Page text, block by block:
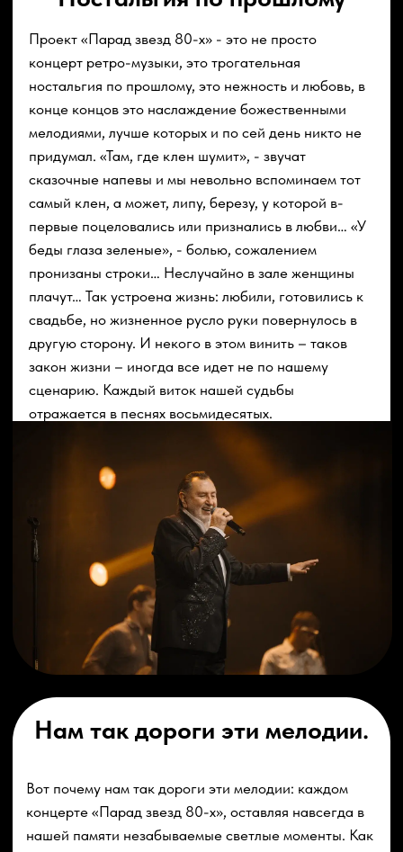
Нам так дороги эти мелодии.
Вот почему нам так дороги эти мелодии: каждом
концерте «Парад звезд 80-х», оставляя навсегда в
нашей памяти незабываемые светлые моменты. Как
сказал один из зрителей, пока еще есть силы у таких
мэтров советской эстрады как: Анатолий
Ярмоленко, Сергей Скачков, Сергей Беликов,
Войнов, Михаил Долотов, - ни в коем случае нельзя
пропускать их концерты, чтобы потом не сожалеть
пережить волнительное чувство безграничной
радости. А разве это не великая радость, когда
легендарные солисты и экс-солисты ВИА: «Сябры»,